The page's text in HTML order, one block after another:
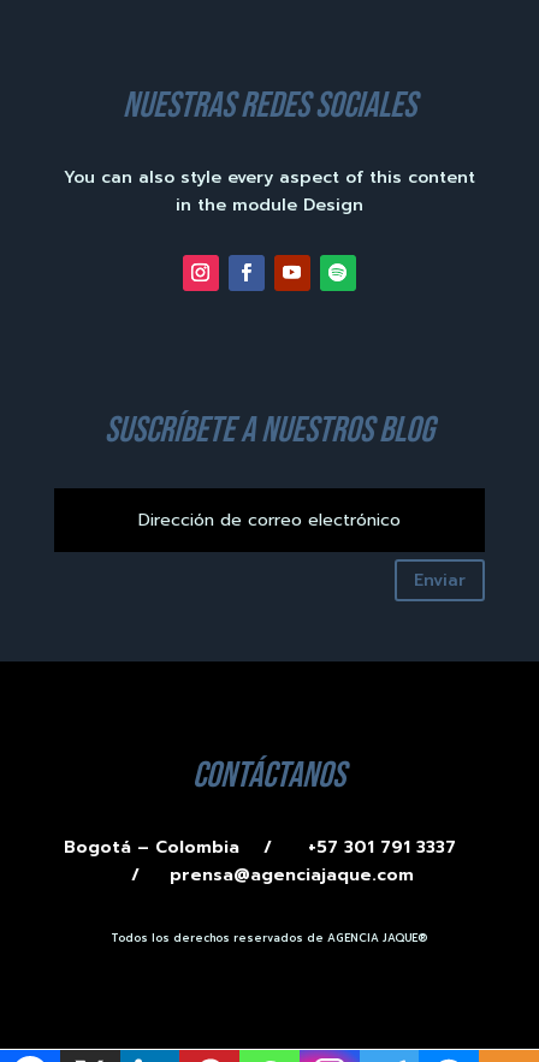
nuestras redes sociales
You can also style every aspect of this content
in the module Design
suscríbete a nuestros blog
Enviar
contáctanos
Bogotá – Colombia /
+57 301 791 3337
/ prensa@agenciajaque.com
Todos los derechos reservados de AGENCIA JAQUE®